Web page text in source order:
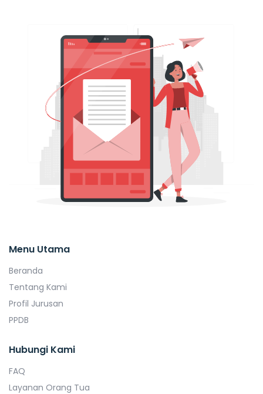
Menu Utama
Beranda
Tentang Kami
Profil Jurusan
PPDB
Hubungi Kami
FAQ
Layanan Orang Tua